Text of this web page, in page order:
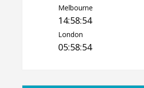
Melbourne
14:58:55
London
05:58:55